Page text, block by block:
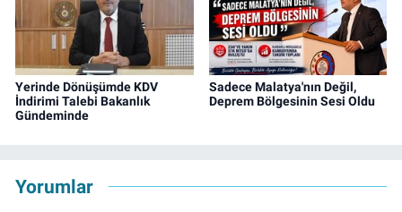
Yerinde Dönüşümde KDV
İndirimi Talebi Bakanlık
Gündeminde
Sadece Malatya'nın Değil,
Deprem Bölgesinin Sesi Oldu
Yorumlar